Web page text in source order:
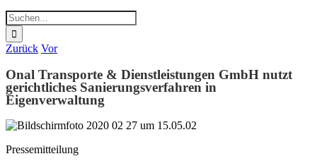
Suche
nach:
Zurück Vor
Onal Transporte & Dienstleistungen GmbH nutzt
gerichtliches Sanierungsverfahren in
Eigenverwaltung
Pressemitteilung